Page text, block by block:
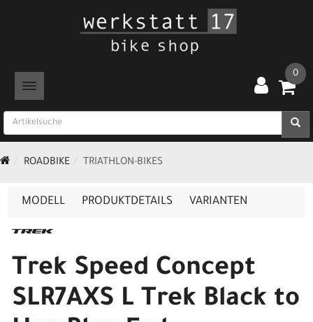
TOGGLE NAVIGATION
0
ROADBIKE TRIATHLON-BIKES
MODELL PRODUKTDETAILS VARIANTEN
Trek Speed Concept
SLR7AXS L Trek Black to